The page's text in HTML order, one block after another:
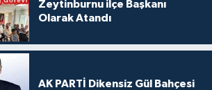
Zeytinburnu ilçe Başkanı
Olarak Atandı
AK PARTİ Dikensiz Gül Bahçesi